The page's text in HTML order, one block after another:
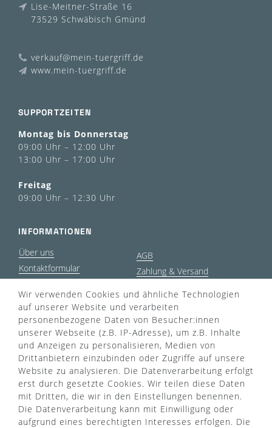
Lise-Meitner-Straße 16
73529 Schwäbisch Gmünd
verkauf@mein-tuergriff.de
www.mein-tuergriff.de
SUPPORTZEITEN
Montag bis Donnerstag
09:00 Uhr – 12:00 Uhr
13:00 Uhr – 17:00 Uhr
Freitag
09:00 Uhr – 12:30 Uhr
INFORMATIONEN
Über uns
Kontaktformular
Türgriff Lexikon
Widerrufsrecht
Sitemap
AGB
Zahlung & Versand
Impressum
Rücksendung
Markenwelt
Widerruf erklären
ZAHLUNGSARTEN
Wir verwenden Cookies und ähnliche Technologien
auf unserer Website und verarbeiten
personenbezogene Daten von Besucher:innen
unserer Webseite (z.B. IP-Adresse), um z.B. Inhalte
und Anzeigen zu personalisieren, Medien von
Drittanbietern einzubinden oder Zugriffe auf unsere
Website zu analysieren. Die Datenverarbeitung erfolgt
erst durch gesetzte Cookies. Wir teilen diese Daten
mit Dritten, die wir in den Einstellungen benennen.
Die Datenverarbeitung kann mit Einwilligung oder
aufgrund eines berechtigten Interesses erfolgen. Die